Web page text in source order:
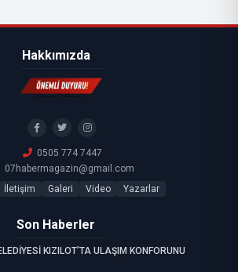
Hakkımızda
0505 774 7447
07habermagazin@gmail.com
İletişim Galeri Video Yazarlar
Son Haberler
KIZILOT’TA ULAŞIM KONFORUNU